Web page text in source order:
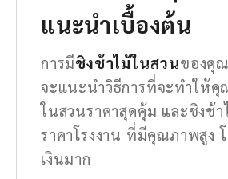
แนะนำเบื้องต้น
การมีชิงช้าไม้ในสวนของคุ
จะแนะนำวิธีการที่จะทำให้คุ
ในสวนราคาสุดคุ้ม และชิงช้า
ราคาโรงงาน ที่มีคุณภาพสูง
เงินมาก